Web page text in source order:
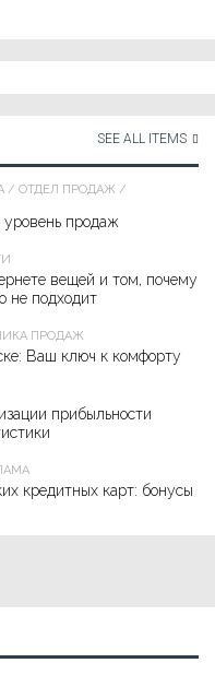
SEE ALL ITEMS
/ ОТДЕЛ ПРОДАЖ /
продаж
вещей и том, почему
не подходит
ПРОДАЖ
Ваш ключ к комфорту
прибыльности
кредитных карт: бонусы